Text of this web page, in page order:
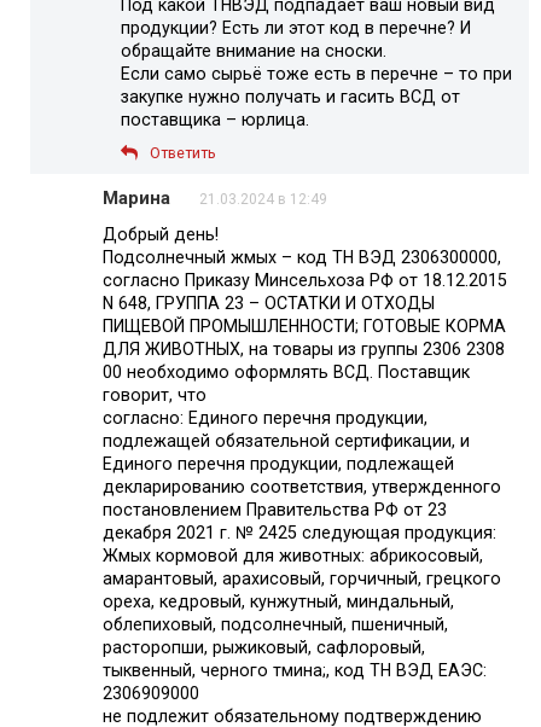
Под какой ТНВЭД подпадает ваш новый вид
продукции? Есть ли этот код в перечне? И
обращайте внимание на сноски.
Если само сырьё тоже есть в перечне – то при
закупке нужно получать и гасить ВСД от
поставщика – юрлица.
Ответить
Марина 21.03.2024 в 12:49
Добрый день!
Подсолнечный жмых – код ТН ВЭД 2306300000,
согласно Приказу Минсельхоза РФ от 18.12.2015
N 648, ГРУППА 23 – ОСТАТКИ И ОТХОДЫ
ПИЩЕВОЙ ПРОМЫШЛЕННОСТИ; ГОТОВЫЕ КОРМА
ДЛЯ ЖИВОТНЫХ, на товары из группы 2306 2308
00 необходимо оформлять ВСД. Поставщик
говорит, что
согласно: Единого перечня продукции,
подлежащей обязательной сертификации, и
Единого перечня продукции, подлежащей
декларированию соответствия, утвержденного
постановлением Правительства РФ от 23
декабря 2021 г. № 2425 следующая продукция:
Жмых кормовой для животных: абрикосовый,
амарантовый, арахисовый, горчичный, грецкого
ореха, кедровый, кунжутный, миндальный,
облепиховый, подсолнечный, пшеничный,
расторопши, рыжиковый, сафлоровый,
тыквенный, черного тмина;, код ТН ВЭД ЕАЭС:
2306909000
не подлежит обязательному подтверждению